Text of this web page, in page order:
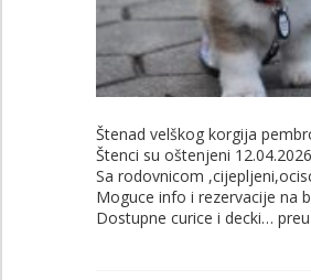
Štenad velškog korgija
Štenci su oštenjeni 12.04.2026
Sa rodovnicom
Moguce info i rezervacije na
Dostupne curice i decki…